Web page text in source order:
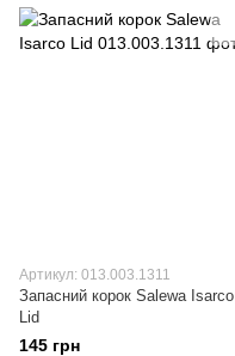
Артикул: 013.003.1311
Запасний корок Salewa Isarco
Lid
145 грн